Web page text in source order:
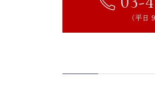
運行コスト
バス会社が
（平日